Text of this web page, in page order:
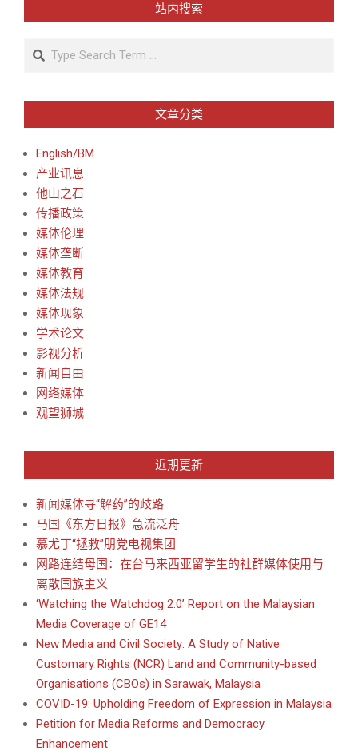
站内搜索
Search
文章分类
English/BM
产业讯息
他山之石
传播政策
媒体伦理
媒体垄断
媒体教育
媒体法规
媒体现象
学术论文
影视分析
新闻自由
网络媒体
观望狮城
近期更新
新闻媒体寻“解药”的歧路
马国《东方日报》急流泛舟
慕尤丁“拯救”朋党电视集团
网路连结母国：在台马来西亚留学生的社群媒体使用与
离散国族主义
‘Watching the Watchdog 2.0’ Report on the Malaysian
Media Coverage of GE14
New Media and Civil Society: A Study of Native
Customary Rights (NCR) Land and Community-based
Organisations (CBOs) in Sarawak, Malaysia
COVID-19: Upholding Freedom of Expression in Malaysia
Petition for Media Reforms and Democracy
Enhancement